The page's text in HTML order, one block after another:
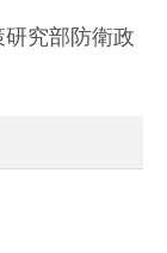
究部防衛政